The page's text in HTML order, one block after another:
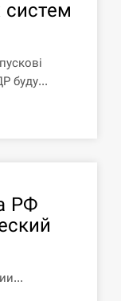
систем
буду...
РФ